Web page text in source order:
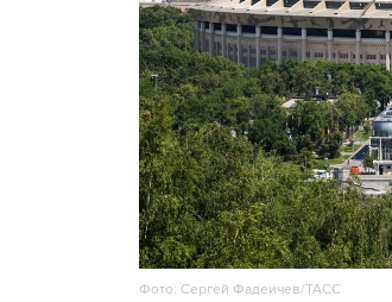
Фото: Сергей Фадеичев/ТАСС